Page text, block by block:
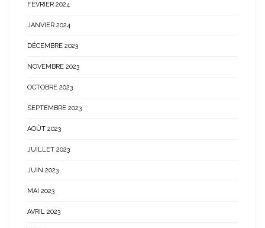
FÉVRIER 2024
JANVIER 2024
DÉCEMBRE 2023
NOVEMBRE 2023
OCTOBRE 2023
SEPTEMBRE 2023
AOÛT 2023
JUILLET 2023
JUIN 2023
MAI 2023
AVRIL 2023